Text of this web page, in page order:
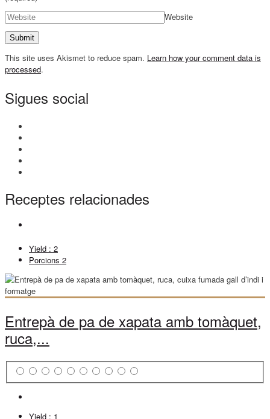
Website
This site uses Akismet to reduce spam. Learn how your comment data is
processed.
Sigues social
Receptes relacionades
Yield : 2
Porcions 2
Entrepà de pa de xapata amb tomàquet,
ruca,...
Yield : 1